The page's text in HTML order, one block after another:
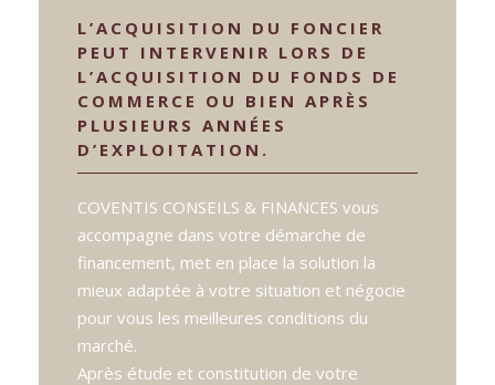
L’ACQUISITION DU FONCIER
PEUT INTERVENIR LORS DE
L’ACQUISITION DU FONDS DE
COMMERCE OU BIEN APRÈS
PLUSIEURS ANNÉES
D’EXPLOITATION.
COVENTIS CONSEILS & FINANCES vous
accompagne dans votre démarche de
financement, met en place la solution la
mieux adaptée à votre situation et négocie
pour vous les meilleures conditions du
marché.
Après étude et constitution de votre